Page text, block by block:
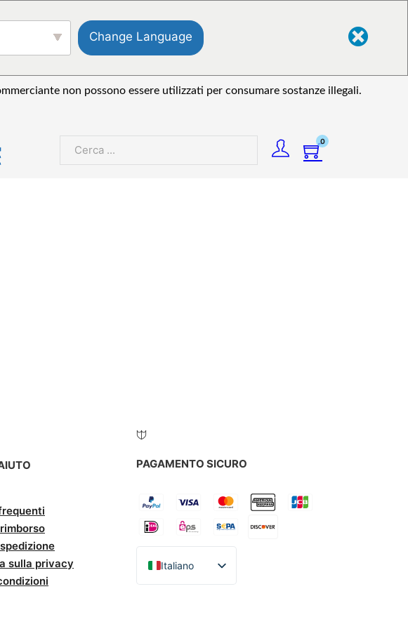
Change Language
non possono essere utilizzati per consumare sostanze illegali.
Cerca
0
sulla privacy
PAGAMENTO SICURO
Italiano
English